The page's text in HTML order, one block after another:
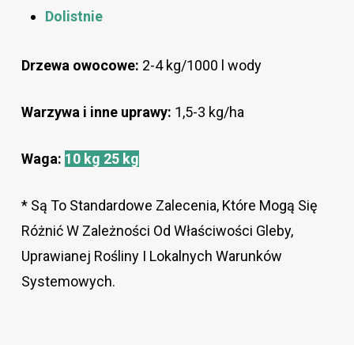
Dolistnie
Drzewa owocowe: 2-4 kg/1000 l wody
Warzywa i inne uprawy: 1,5-3 kg/ha
Waga: 10 kg 25 kg
* Są To Standardowe Zalecenia, Które Mogą Się
Różnić W Zależności Od Właściwości Gleby,
Uprawianej Rośliny I Lokalnych Warunków
Systemowych.